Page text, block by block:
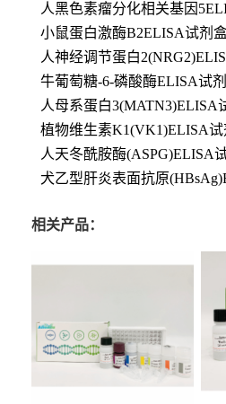
人黑色素瘤分化相关基因
小鼠蛋白激酶B2ELISA试剂
人神经调节蛋白
牛葡萄糖-6-磷酸酶ELISA试
人母系蛋白3(MATN3)ELISA
植物维生素K1(VK1)ELISA试
人天冬酰胺酶(ASPG)ELISA
犬乙型肝炎表面抗原
相关产品：